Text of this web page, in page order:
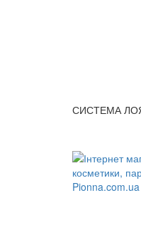
СИСТЕМА